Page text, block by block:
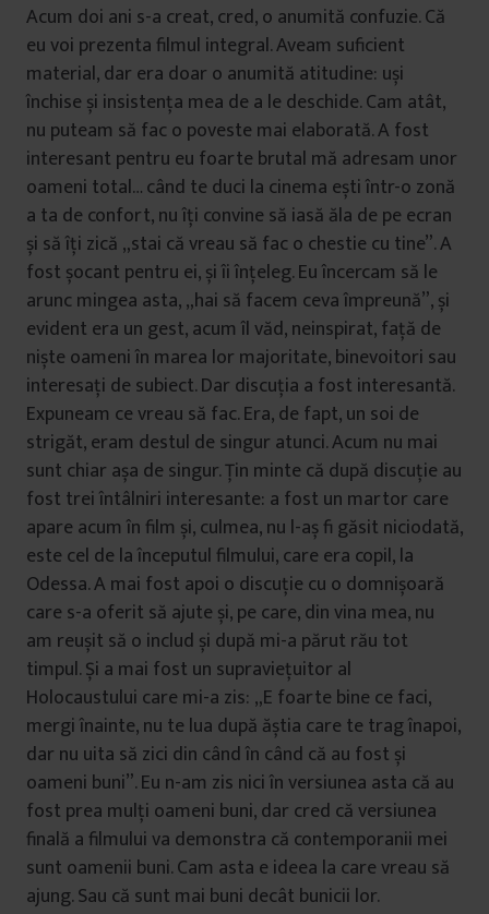
Acum doi ani s-a creat, cred, o anumită confuzie. Că
eu voi prezenta filmul integral. Aveam suficient
material, dar era doar o anumită atitudine: uși
închise și insistența mea de a le deschide. Cam atât,
nu puteam să fac o poveste mai elaborată. A fost
interesant pentru eu foarte brutal mă adresam unor
oameni total… când te duci la cinema ești într-o zonă
a ta de confort, nu îți convine să iasă ăla de pe ecran
și să îți zică „stai că vreau să fac o chestie cu tine”. A
fost șocant pentru ei, și îi înțeleg. Eu încercam să le
arunc mingea asta, „hai să facem ceva împreună”, și
evident era un gest, acum îl văd, neinspirat, față de
niște oameni în marea lor majoritate, binevoitori sau
interesați de subiect. Dar discuția a fost interesantă.
Expuneam ce vreau să fac. Era, de fapt, un soi de
strigăt, eram destul de singur atunci. Acum nu mai
sunt chiar așa de singur. Țin minte că după discuție au
fost trei întâlniri interesante: a fost un martor care
apare acum în film și, culmea, nu l-aș fi găsit niciodată,
este cel de la începutul filmului, care era copil, la
Odessa. A mai fost apoi o discuție cu o domnișoară
care s-a oferit să ajute și, pe care, din vina mea, nu
am reușit să o includ și după mi-a părut rău tot
timpul. Și a mai fost un supraviețuitor al
Holocaustului care mi-a zis: „E foarte bine ce faci,
mergi înainte, nu te lua după ăștia care te trag înapoi,
dar nu uita să zici din când în când că au fost și
oameni buni”. Eu n-am zis nici în versiunea asta că au
fost prea mulți oameni buni, dar cred că versiunea
finală a filmului va demonstra că contemporanii mei
sunt oamenii buni. Cam asta e ideea la care vreau să
ajung. Sau că sunt mai buni decât bunicii lor.